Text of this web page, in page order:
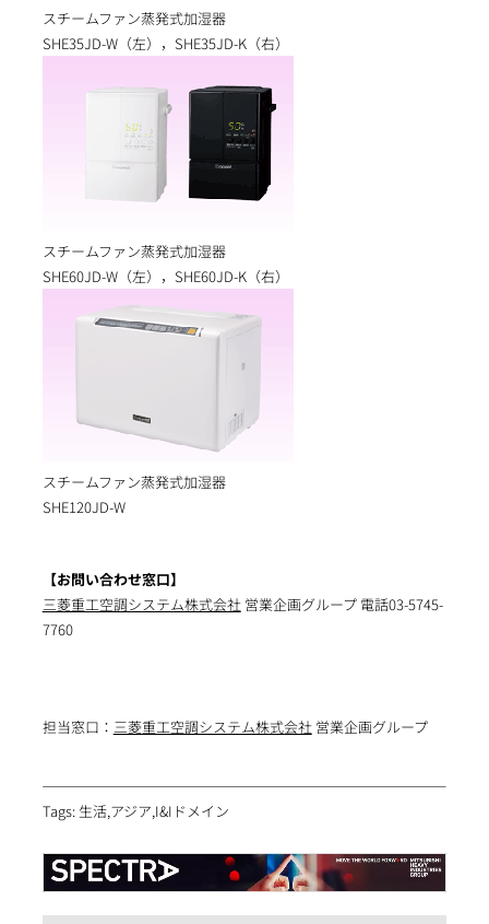
スチームファン蒸発式加湿器
SHE35JD-W（左），SHE35JD-K（右）
スチームファン蒸発式加湿器
SHE60JD-W（左），SHE60JD-K（右）
スチームファン蒸発式加湿器
SHE120JD-W
【お問い合わせ窓口】
三菱重工空調システム株式会社営業企画グループ 電話03-5745-
7760
担当窓口： 三菱重工空調システム株式会社営業企画グループ
Tags: 生活,アジア,I&Iドメイン